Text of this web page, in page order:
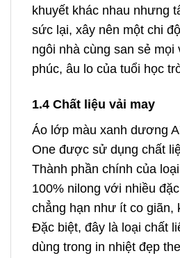
khuyết khác nhau nhưng
sức lại, xây nên một chi
ngôi nhà cùng san sẻ mọi
phúc, âu lo của tuổi học
1.4 Chất liệu vải may
Áo lớp màu xanh dương
One được sử dụng chất
Thành phần chính của
100% nilong với nhiều
chẳng hạn như ít co giãn,
Đặc biệt, đây là loại chất
dùng trong in nhiệt đẹp